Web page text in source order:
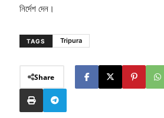
নির্দেশ দেন।
TAGS Tripura
Share